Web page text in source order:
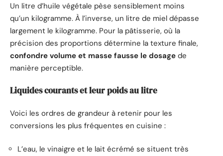
Un litre d’huile végétale pèse sensiblement moins
qu’un kilogramme. À l’inverse, un litre de miel dépasse
largement le kilogramme. Pour la pâtisserie, où la
précision des proportions détermine la texture finale,
confondre volume et masse fausse le dosage de
manière perceptible.
Liquides courants et leur poids au litre
Voici les ordres de grandeur à retenir pour les
conversions les plus fréquentes en cuisine :
L’eau, le vinaigre et le lait écrémé se situent très